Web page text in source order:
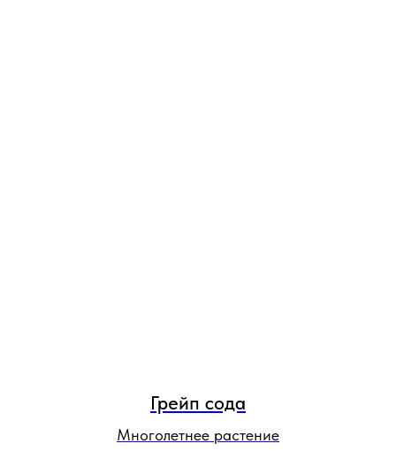
Грейп сода
Многолетнее растение